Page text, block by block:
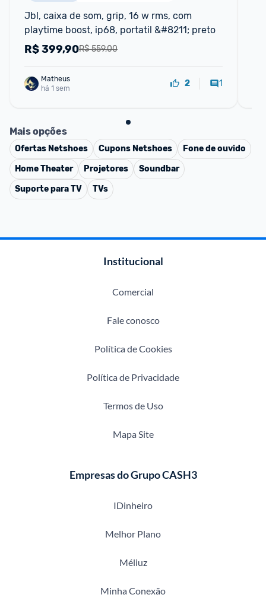
Jbl, caixa de som, grip, 16 w rms, com
playtime boost, ip68, portatil &#8211; preto
R$ 559,00
R$399,90
Matheus
há 1 sem
2 1
Mais opções
Ofertas Netshoes Cupons Netshoes
Fone de ouvido
Home Theater
Projetores
Soundbar
Suporte para TV
TVs
Institucional
Comercial
Fale conosco
Política de Cookies
Política de Privacidade
Termos de Uso
Mapa Site
Empresas do Grupo CASH3
IDinheiro
Melhor Plano
Méliuz
Minha Conexão